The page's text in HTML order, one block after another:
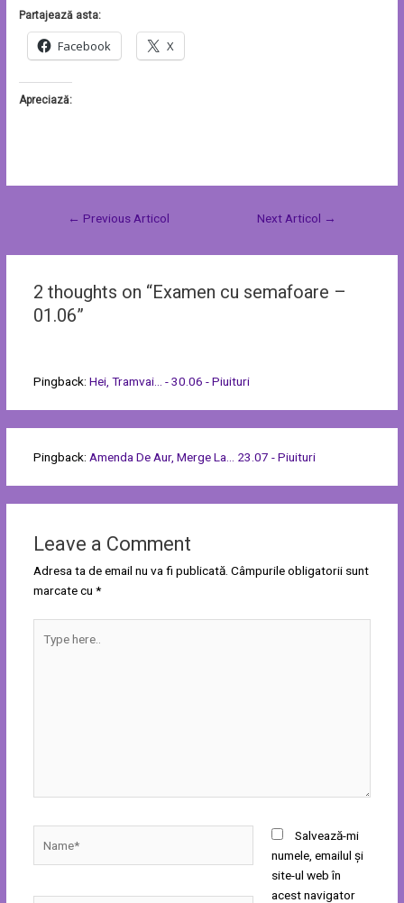
Partajează asta:
Facebook X
Apreciază:
← Previous Articol Next Articol →
2 thoughts on “Examen cu semafoare –
01.06”
Pingback: Hei, Tramvai... - 30.06 - Piuituri
Pingback: Amenda De Aur, Merge La... 23.07 - Piuituri
Leave a Comment
Adresa ta de email nu va fi publicată. Câmpurile obligatorii sunt
marcate cu *
here..
Salvează-mi
numele, emailul și
site-ul web în
acest navigator